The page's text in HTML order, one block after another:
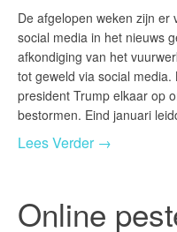
De afgelopen weken zijn
social media in het nieuws
afkondiging van het
tot geweld via social
president Trump elkaar op
bestormen. Eind januari
Lees Verder →
Online